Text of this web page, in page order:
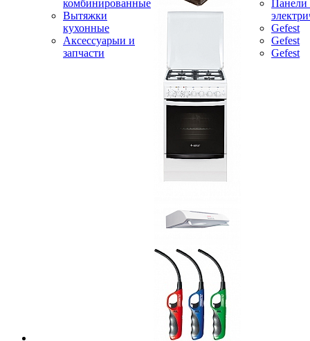
комбинированные
Вытяжки
кухонные
Аксессуарыи и
запчасти
Панели
Gefest
Gefest
Gefest